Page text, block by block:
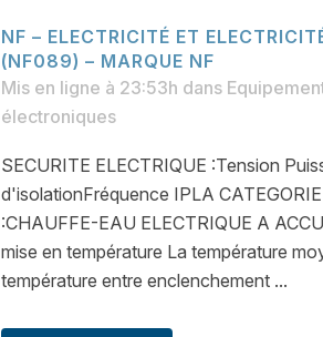
NF – ELECTRICITÉ ET
(NF089) – MARQUE NF
Mis en ligne à 23:53h dans
électroniques
SECURITE ELECTRIQUE :Tension
d'isolationFréquence IPLA
:CHAUFFE-EAU ELECTRIQUE A
mise en température La température
température entre enclenchement ...